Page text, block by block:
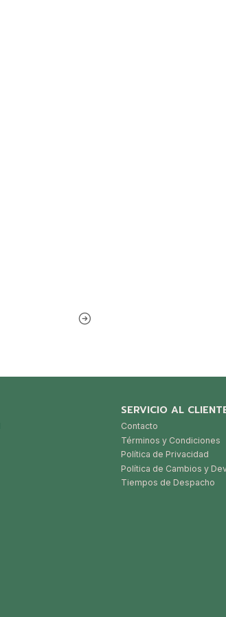
SERVICIO AL
Contacto
Términos y Condiciones
Política de Privacidad
Política de Cambios y
Tiempos de Despacho